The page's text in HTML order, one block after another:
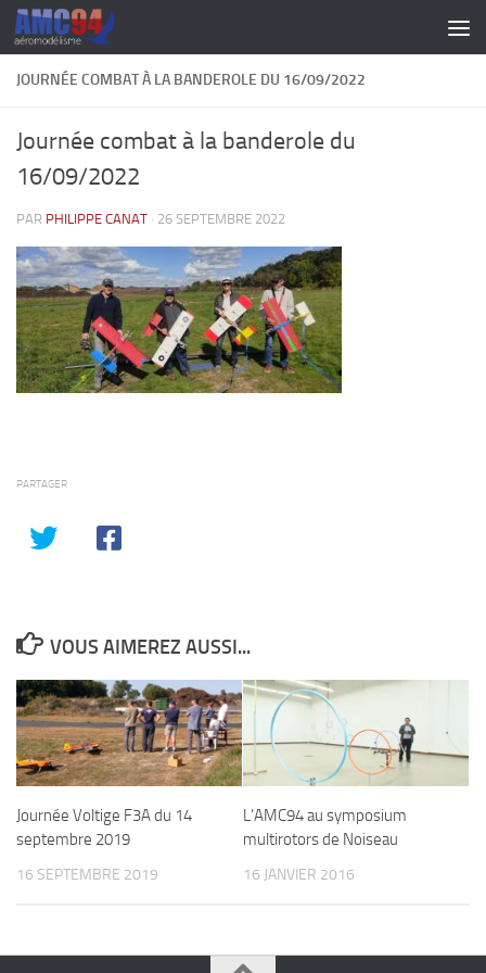
Skip to content
JOURNÉE COMBAT À LA BANDEROLE DU 16/09/2022
Journée combat à la banderole du
16/09/2022
PAR PHILIPPE CANAT · 26 SEPTEMBRE 2022
PARTAGER
VOUS AIMEREZ AUSSI...
Journée Voltige F3A du 14
septembre 2019
16 SEPTEMBRE 2019
L’AMC94 au symposium
multirotors de Noiseau
16 JANVIER 2016